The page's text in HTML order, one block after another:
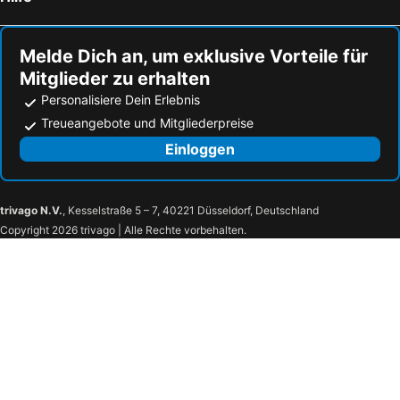
Mond, Resort & Entertainment
Gostilna Na Griču
Guest House Mlada lipa
B&B La Siesta
Hotel Bajt Maribor
Hiša Marija House
Guesthouse Pri Tonetu
Hotel Vila Emei
Dvorec Jeruzalem
Anna House
Hotel Zarja
Hiša marjetica
Bajt
Bistro & Rooms pri Karlu - ex Hiša Budja
Posestvo Mestni Vrh
Melde Dich an, um exklusive Vorteile für
Mitglieder zu erhalten
Personalisiere Dein Erlebnis
Treueangebote und Mitgliederpreise
Einloggen
trivago N.V., Kesselstraße 5 – 7, 40221 Düsseldorf, Deutschland
Copyright 2026 trivago | Alle Rechte vorbehalten.